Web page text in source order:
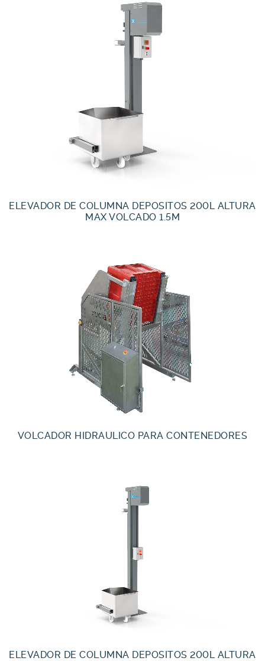
ELEVADOR DE COLUMNA DEPOSITOS 200L ALTURA
MAX VOLCADO 1.5M
VOLCADOR HIDRAULICO PARA CONTENEDORES
ELEVADOR DE COLUMNA DEPOSITOS 200L ALTURA